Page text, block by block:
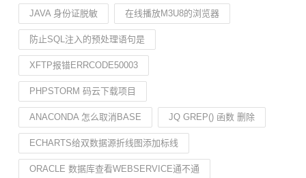
JAVA 身份证脱敏 在线播放M3U8的浏览器
防止SQL注入的预处理语句是
XFTP报错ERRCODE50003
PHPSTORM 码云下载项目
ANACONDA 怎么取消BASE JQ GREP() 函数 删除
ECHARTS给双数据源折线图添加标线
ORACLE 数据库查看WEBSERVICE通不通